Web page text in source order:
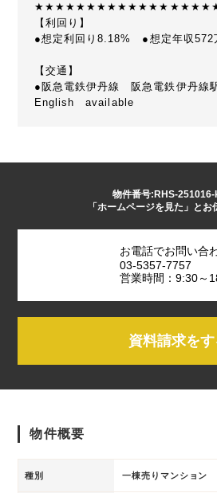
【利回り】
●想定利回り8.18% ●想定年収572
【交通】
●阪急電鉄伊丹線 阪急電鉄伊丹線
English available
物件番号:RHS-
「ホームページを見た」とお
お電話でお問い合
03-5357-7757
営業時間：9:30～
資料請求をす
物件概要
種別 一棟売りマンション